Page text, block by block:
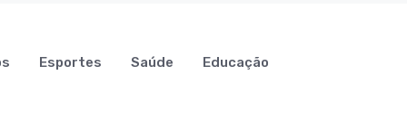
Esportes Saúde Educação